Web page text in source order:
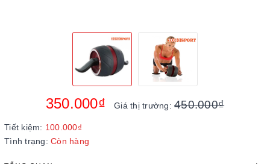
350.000₫ Giá thị trường:450.000₫
Tiết kiệm: 100.000₫
Tình trạng: Còn hàng